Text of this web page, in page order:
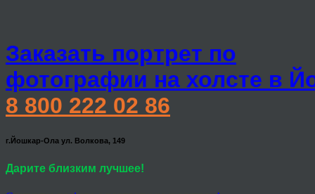
Заказать портрет по
фотографии на холсте в
8 800 222 02 86
г.Йошкар-Ола ул. Волкова, 149
Дарите близким лучшее!